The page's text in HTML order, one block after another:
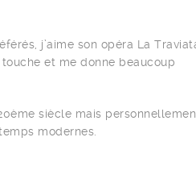
j’aime son opéra La
et me donne beaucoup
siècle mais
modernes.